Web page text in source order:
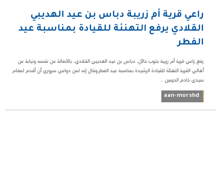
راعي قرية أم زريبة دباس بن عيد الهديبي
القلادي يرفع التهنئة للقيادة بمناسبة عيد
الفطر
رفع راعي قرية أم زريبة جنوب حائل، دباس بن عيد الهديبي القلادي، بالأصالة عن نفسه ونيابة عن
أهالي القرية التهنئة للقيادة الرشيدة بمناسبة عيد الفطر.وقال إنه لمن دواعي سروري أن أقدم لمقام
سيدي خادم الحرمين ...
aan-morshd